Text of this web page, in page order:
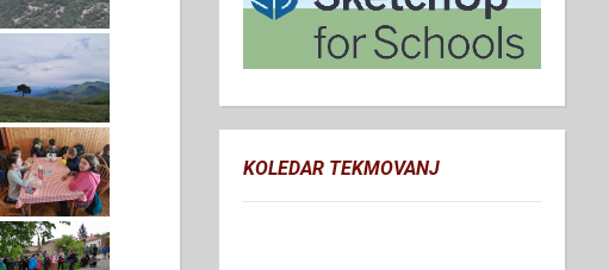
KOLEDAR TEKMOVANJ